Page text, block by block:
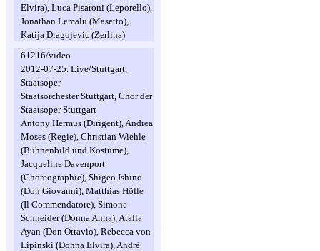
Elvira), Luca Pisaroni (Leporello),
Jonathan Lemalu (Masetto),
Katija Dragojevic (Zerlina)
61216/video
2012-07-25. Live/Stuttgart,
Staatsoper
Staatsorchester Stuttgart, Chor der
Staatsoper Stuttgart
Antony Hermus (Dirigent), Andrea
Moses (Regie), Christian Wiehle
(Bühnenbild und Kostüme),
Jacqueline Davenport
(Choreographie), Shigeo Ishino
(Don Giovanni), Matthias Hölle
(Il Commendatore), Simone
Schneider (Donna Anna), Atalla
Ayan (Don Ottavio), Rebecca von
Lipinski (Donna Elvira), André